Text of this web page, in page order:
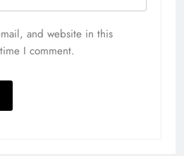
and website in this
I comment.